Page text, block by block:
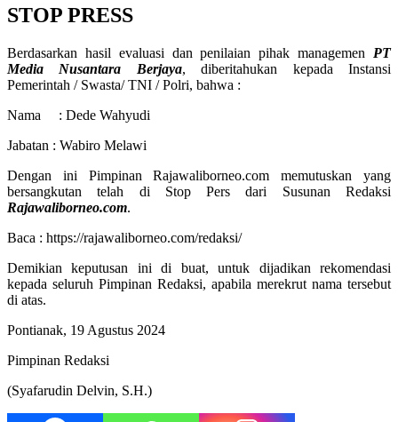
STOP PRESS
Berdasarkan hasil evaluasi dan penilaian pihak managemen PT
Media Nusantara Berjaya, diberitahukan kepada Instansi
Pemerintah / Swasta/ TNI / Polri, bahwa :
Nama : Dede Wahyudi
Jabatan : Wabiro Melawi
Dengan ini Pimpinan Rajawaliborneo.com memutuskan yang
bersangkutan telah di Stop Pers dari Susunan Redaksi
Rajawaliborneo.com.
Baca : https://rajawaliborneo.com/redaksi/
Demikian keputusan ini di buat, untuk dijadikan rekomendasi
kepada seluruh Pimpinan Redaksi, apabila merekrut nama tersebut
di atas.
Pontianak, 19 Agustus 2024
Pimpinan Redaksi
(Syafarudin Delvin, S.H.)